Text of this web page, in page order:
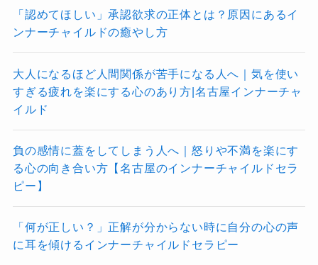
「認めてほしい」承認欲求の正体とは？原因にあるイ
ンナーチャイルドの癒やし方
大人になるほど人間関係が苦手になる人へ｜気を使い
すぎる疲れを楽にする心のあり方|名古屋インナーチャ
イルド
負の感情に蓋をしてしまう人へ｜怒りや不満を楽にす
る心の向き合い方【名古屋のインナーチャイルドセラ
ピー】
「何が正しい？」正解が分からない時に自分の心の声
に耳を傾けるインナーチャイルドセラピー